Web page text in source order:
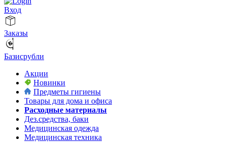
Вход
Заказы
Базисрубли
Акции
Новинки
Предметы гигиены
Товары для дома и офиса
Расходные материалы
Дез.средства, баки
Медицинская одежда
Медицинская техника